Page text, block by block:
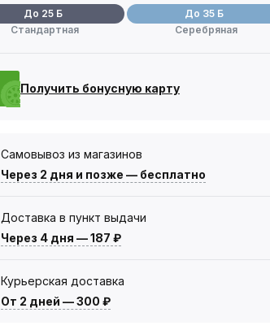
До 25 Б
Стандартная
До 35 Б
Серебряная
Получить бонусную карту
Самовывоз из магазинов
Через 2 дня и позже — бесплатно
Доставка в пункт выдачи
Через 4 дня —187 ₽
Курьерская доставка
От 2 дней —300 ₽